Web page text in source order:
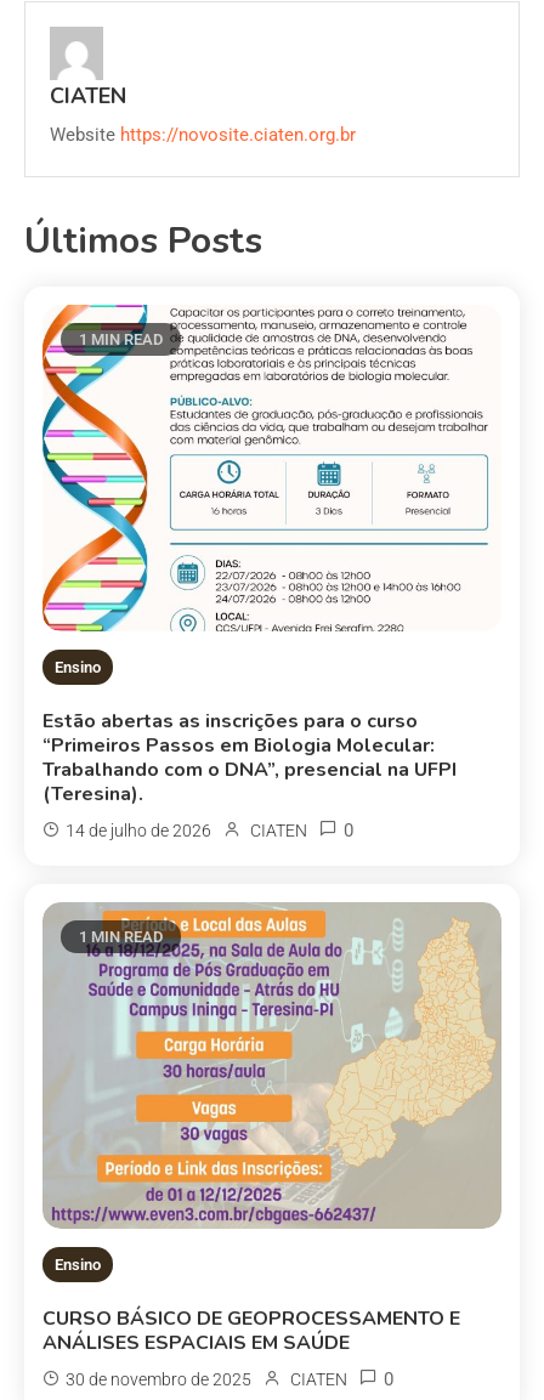
CIATEN
Website https://novosite.ciaten.org.br
Últimos Posts
1 MIN READ
Ensino
Estão abertas as inscrições para o curso
“Primeiros Passos em Biologia Molecular:
Trabalhando com o DNA”, presencial na UFPI
(Teresina).
14 de julho de 2026 CIATEN 0
1 MIN READ
Ensino
CURSO BÁSICO DE GEOPROCESSAMENTO E
ANÁLISES ESPACIAIS EM SAÚDE
30 de novembro de 2025 CIATEN 0